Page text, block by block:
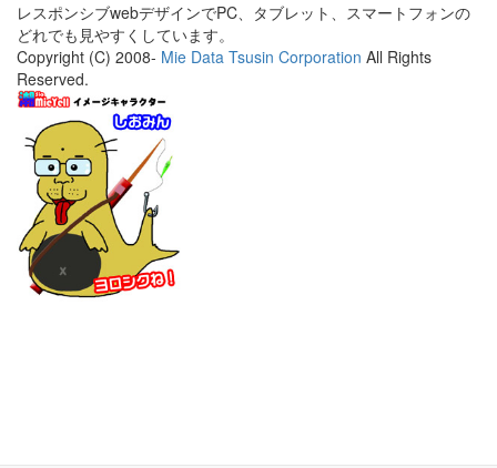
レスポンシブwebデザインでPC、タブレット、スマートフォンの
どれでも見やすくしています。
Copyright (C) 2008- Mie Data Tsusin Corporation All Rights
Reserved.